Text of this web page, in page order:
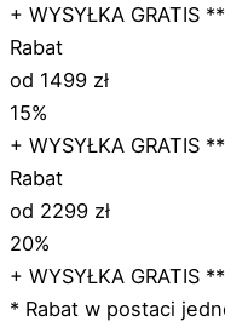
+ WYSYŁKA GRATIS **
Rabat
od 1499 zł
15%
+ WYSYŁKA GRATIS **
Rabat
od 2299 zł
20%
+ WYSYŁKA GRATIS **
* Rabat w postaci